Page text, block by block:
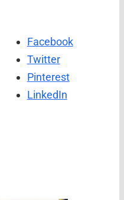
Facebook
Twitter
Pinterest
LinkedIn